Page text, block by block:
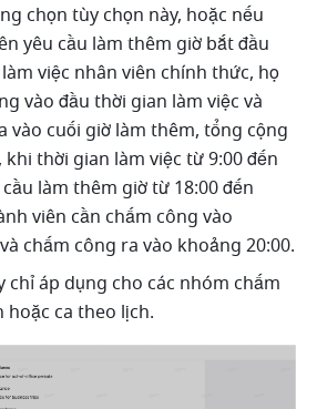
chọn tùy chọn này, hoặc nếu
yêu cầu làm thêm giờ bắt đầu
việc nhân viên chính thức, họ
vào đầu thời gian làm việc và
vào cuối giờ làm thêm, tổng cộng
khi thời gian làm việc từ 9:00 đến
cầu làm thêm giờ từ 18:00 đến
viên cần chấm công vào
chấm công ra vào khoảng 20:00.
chỉ áp dụng cho các nhóm chấm
hoặc ca theo lịch.